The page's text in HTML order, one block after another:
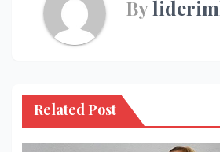
By
Related Post